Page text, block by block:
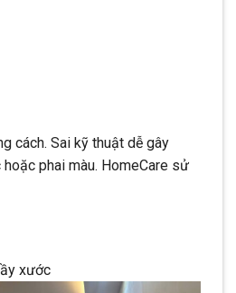
cách. Sai kỹ thuật dễ gây
phai màu. HomeCare sử
xước